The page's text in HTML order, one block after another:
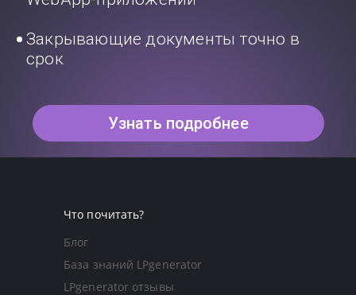
Закрывающие документы точно в
срок
Узнать подробнее
Что почитать?
Блог
База знаний LPgenerator
LPgenerator отзывы